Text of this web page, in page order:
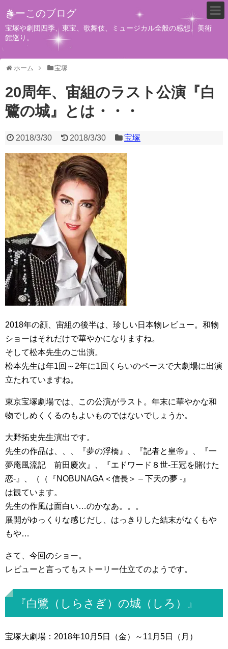
きーこのブログ
宝塚や劇団四季、東宝、歌舞伎、ミュージカル全般の感想。美術
館巡り。
ホーム 宝塚
20周年、宙組のラスト公演『白
鷺の城』とは・・・
2018/3/30 2018/3/30 宝塚
2018年の顔、宙組の後半は、珍しい日本物レビュー。和物
ショーはそれだけで華やかになりますね。
そして松本先生のご出演。
松本先生は年1回～2年に1回くらいのペースで大劇場に出演
立たれていますね。
東京宝塚劇場では、この公演がラスト。年末に華やかな和
物でしめくくるのもよいものではないでしょうか。
大野拓史先生演出です。
先生の作品は、、、『夢の浮橋』、『記者と皇帝』、『一
夢庵風流記 前田慶次』、『エドワード８世-王冠を賭けた
恋-』、（（『NOBUNAGA＜信長＞ – 下天の夢 -』
は観ています。
先生の作風は面白い…のかなあ。。。
展開がゆっくりな感じだし、はっきりした結末がなくもや
もや…
さて、今回のショー。
レビューと言ってもストーリー仕立てのようです。
『白鷺（しらさぎ）の城（しろ）』
宝塚大劇場：2018年10月5日（金）～11月5日（月）